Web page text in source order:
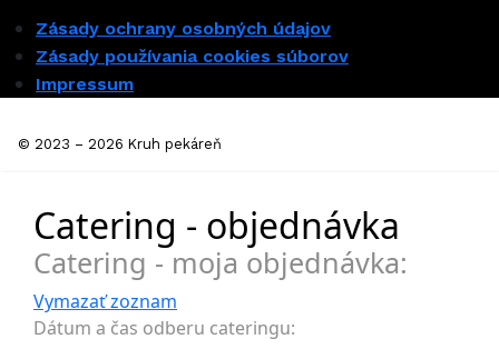
Zásady ochrany osobných údajov
Zásady používania cookies súborov
Impressum
© 2023 – 2026 Kruh pekáreň
Catering - objednávka
Catering - moja objednávka:
Vymazať zoznam
Dátum a čas odberu cateringu: